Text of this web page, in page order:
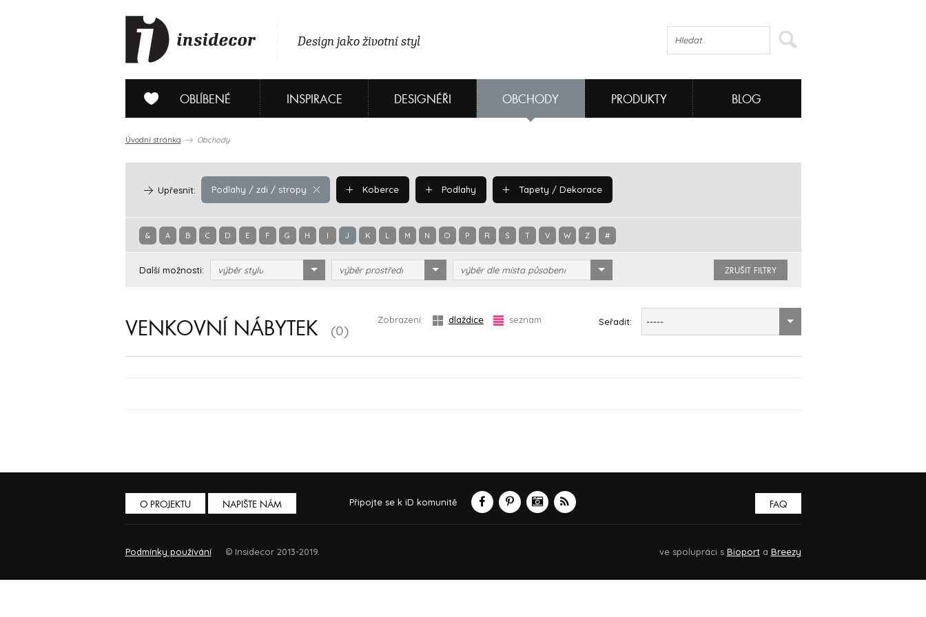
Design jako životní styl
OBLÍBENÉ INSPIRACE DESIGNÉŘI OBCHODY PRODUKTY BLOG
Úvodní stránka Obchody
Podlahy / zdi / stropy
Upřesnit: Koberce Podlahy Tapety / Dekorace
& A B C D E F G H I J K L M N O P R S T V W Z #
Další možnosti: výběr stylu výběr prostředí výběr dle místa působení ZRUŠIT FILTRY
VENKOVNÍ NÁBYTEK (0)
Zobrazení: dlaždice seznam Seřadit: -----
O PROJEKTU NAPIŠTE NÁM Připojte se k iD komunitě FAQ
Podmínky používání © Insidecor 2013-2019. ve spolupráci s Bioporta Breezy